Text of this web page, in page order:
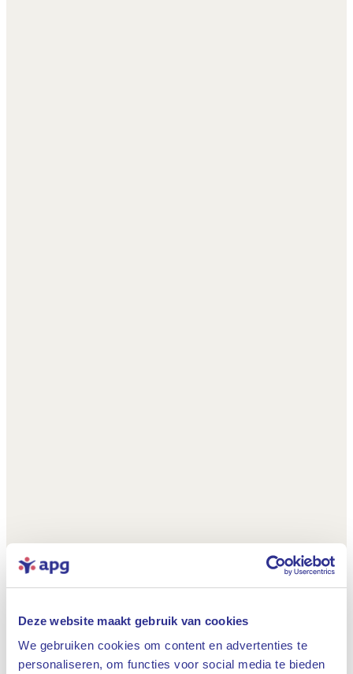
Deze website maakt gebruik van cookies
We gebruiken cookies om content en advertenties te
personaliseren, om functies voor social media te bieden